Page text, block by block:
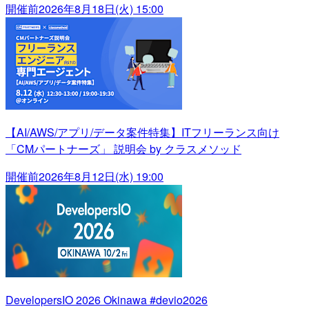
開催前2026年8月18日(火) 15:00
【AI/AWS/アプリ/データ案件特集】ITフリーランス向け
「CMパートナーズ」 説明会 by クラスメソッド
開催前2026年8月12日(水) 19:00
DevelopersIO 2026 Okinawa #devio2026